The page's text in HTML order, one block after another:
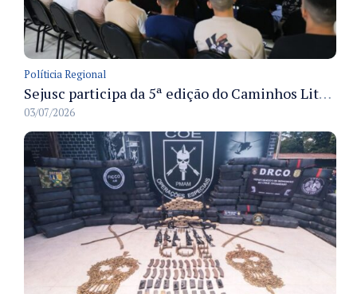
Políticia Regional
Sejusc participa da 5ª edição do Caminhos Literários com foco na cultura hip-hop nas unidades socioeducativas
03/07/2026